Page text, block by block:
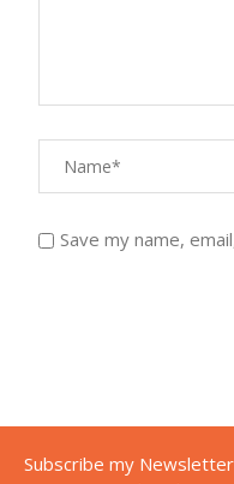
Save my name,
Subscribe my